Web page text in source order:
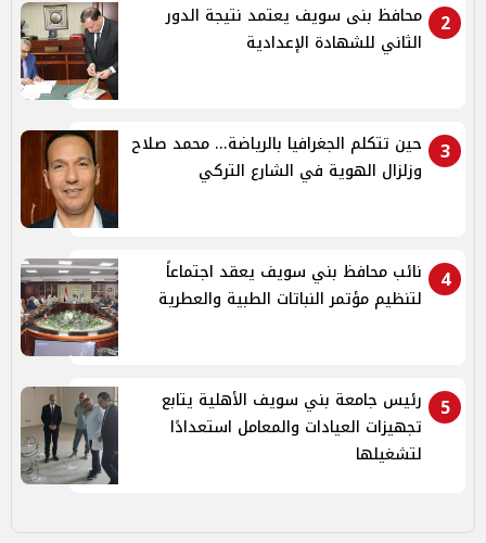
2
محافظ بنى سويف يعتمد نتيجة الدور
الثاني للشهادة الإعدادية
3
حين تتكلم الجغرافيا بالرياضة... محمد صلاح
وزلزال الهوية في الشارع التركي
4
نائب محافظ بني سويف يعقد اجتماعاً
لتنظيم مؤتمر النباتات الطبية والعطرية
5
رئيس جامعة بني سويف الأهلية يتابع
تجهيزات العيادات والمعامل استعدادًا
لتشغيلها